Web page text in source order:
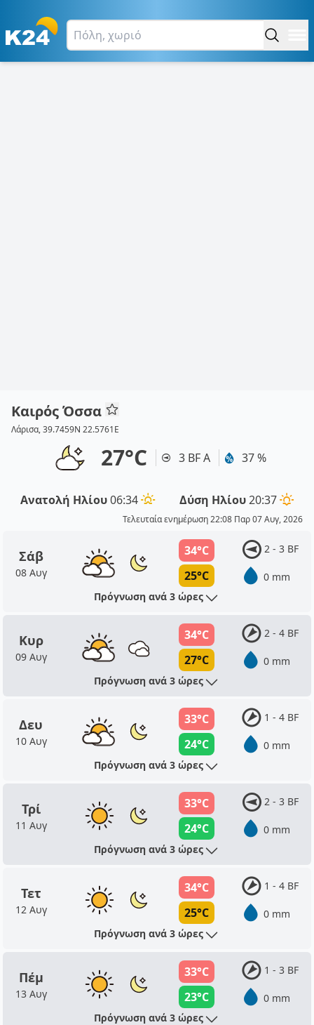
Καιρός Όσσα
Λάρισα, 39.7459N 22.5761E
27°C 3 BF Α 37 %
Ανατολή Ηλίου06:34 Δύση Ηλίου20:37
Τελευταία ενημέρωση 22:08 Παρ 07 Αυγ, 2026
Σάβ
08 Αυγ
34°C
25°C
2 - 3 BF
0 mm
Πρόγνωση ανά 3 ώρες
Κυρ
09 Αυγ
34°C
27°C
2 - 4 BF
0 mm
Πρόγνωση ανά 3 ώρες
Δευ
10 Αυγ
33°C
24°C
1 - 4 BF
0 mm
Πρόγνωση ανά 3 ώρες
Τρί
11 Αυγ
33°C
24°C
2 - 3 BF
0 mm
Πρόγνωση ανά 3 ώρες
Τετ
12 Αυγ
34°C
25°C
1 - 4 BF
0 mm
Πρόγνωση ανά 3 ώρες
Πέμ
13 Αυγ
33°C
23°C
1 - 3 BF
0 mm
Πρόγνωση ανά 3 ώρες